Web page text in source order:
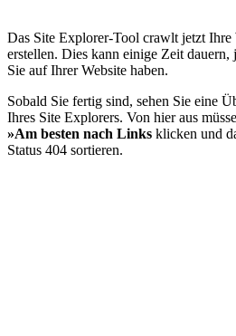
Das Site Explorer-Tool crawlt jetzt Ihre
erstellen. Dies kann einige Zeit
Sie auf Ihrer Website haben.
Sobald Sie fertig sind, sehen Sie eine
Ihres Site Explorers. Von hier aus
»Am besten nach Links klicken und
Status 404 sortieren.